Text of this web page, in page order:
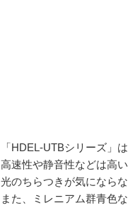
「HDEL-UTBシリーズ」
高速性や静音性などは高
光のちらつきが気になら
また、ミレニアム群青色